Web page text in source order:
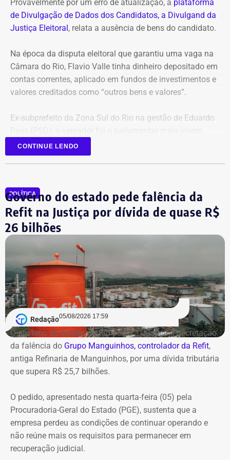
Provavelmente por um erro de atualização, a plataforma
de Divulgação de Dados dos Candidatos, a Divulgand da
Justiça Eleitoral, relata a ausência de bens do candidato.
Na época da disputa eleitoral que garantiu uma vaga na
Câmara do Rio, Flavio Valle tinha dinheiro depositado em
contas correntes, aplicado em fundos de investimentos e
valores creditados como “outros bens e valores”.
Ex-subprefeito da Zona Sul do Rio na gestão de Eduardo
eleito na última legislatura da Câmara e agora disputa,
pela primeira vez, o cargo de deputado estadual.
CONTINUE LENDO
POLÍTICA
Governo do estado pede falência da
Refit na Justiça por dívida de quase R$
26 bilhões
Redação05/08/2026 17:59
O governo do estado do Rio pediu à Justiça a decretação
da falência do Grupo Manguinhos, controlador da Refit,
antiga Refinaria de Manguinhos, por uma dívida tributária
que supera R$ 25,7 bilhões.
O pedido, apresentado nesta quarta-feira (05) pela
Procuradoria-Geral do Estado (PGE), sustenta que a
empresa perdeu as condições de continuar operando e
não reúne mais os requisitos para permanecer em
recuperação judicial.